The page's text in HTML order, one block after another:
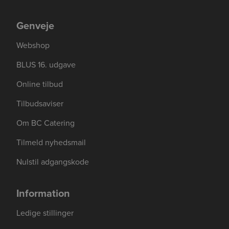
Genveje
Webshop
BLUS 16. udgave
Online tilbud
Tilbudsaviser
Om BC Catering
Tilmeld nyhedsmail
Nulstil adgangskode
Information
Ledige stillinger
Se mere her om beregningerne og værdierne